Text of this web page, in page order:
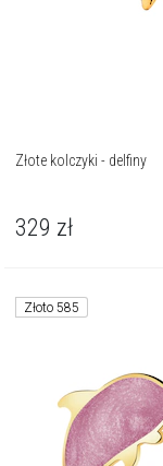
Złote kolczyki - delfiny
329 zł
Złoto 585